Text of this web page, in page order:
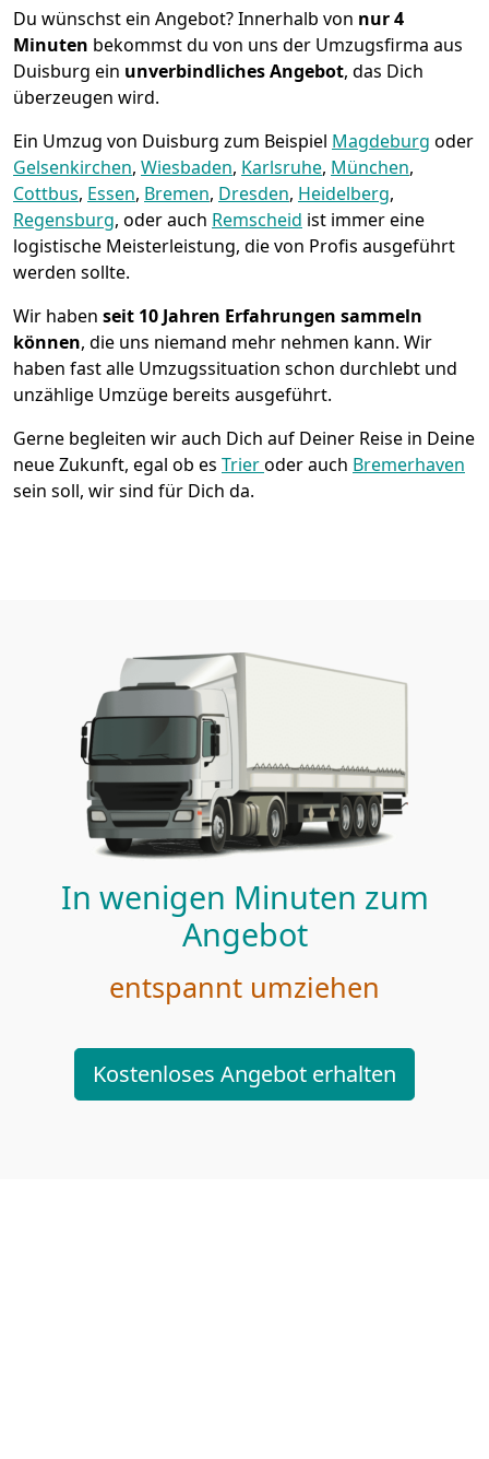
Du wünschst ein Angebot? Innerhalb von nur 4
Minuten bekommst du von uns der Umzugsfirma aus
Duisburg ein unverbindliches Angebot, das Dich
überzeugen wird.
Ein Umzug von Duisburg zum Beispiel Magdeburg oder
Gelsenkirchen, Wiesbaden, Karlsruhe, München,
Cottbus, Essen, Bremen, Dresden, Heidelberg,
Regensburg, oder auch Remscheid ist immer eine
logistische Meisterleistung, die von Profis ausgeführt
werden sollte.
Wir haben seit 10 Jahren Erfahrungen sammeln
können, die uns niemand mehr nehmen kann. Wir
haben fast alle Umzugssituation schon durchlebt und
unzählige Umzüge bereits ausgeführt.
Gerne begleiten wir auch Dich auf Deiner Reise in Deine
neue Zukunft, egal ob es Trieroder auch Bremer­haven
sein soll, wir sind für Dich da.
In wenigen Minuten zum
Angebot
entspannt umziehen
Kostenloses Angebot erhalten